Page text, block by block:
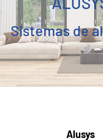
Sistemas de
Alusys